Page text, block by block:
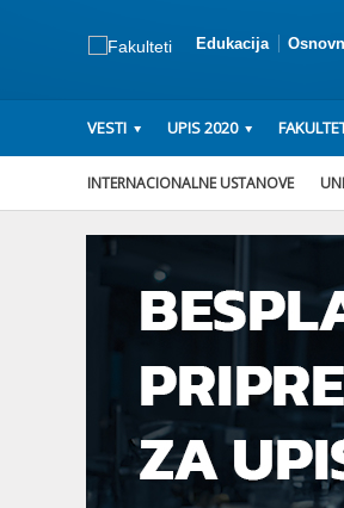
Edukacija
VESTI UPIS 2020
INTERNACIONALNE USTANOVE